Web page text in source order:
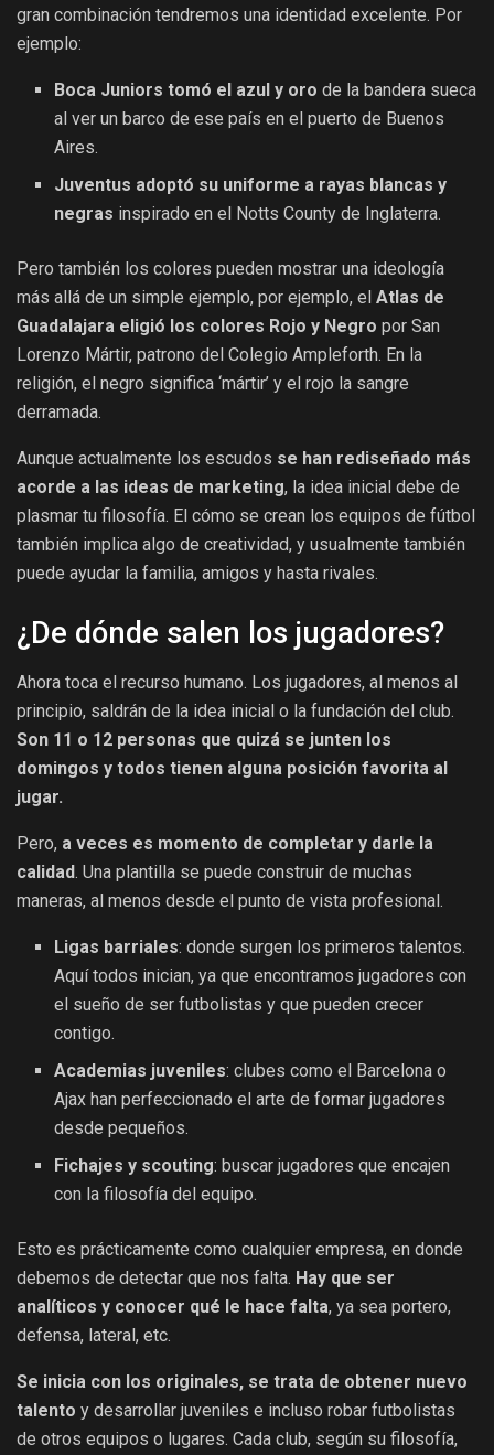
gran combinación tendremos una identidad excelente. Por
ejemplo:
Boca Juniors tomó el azul y oro de la bandera sueca
al ver un barco de ese país en el puerto de Buenos
Aires.
Juventus adoptó su uniforme a rayas blancas y
negras inspirado en el Notts County de Inglaterra.
Pero también los colores pueden mostrar una ideología
más allá de un simple ejemplo, por ejemplo, el Atlas de
Guadalajara eligió los colores Rojo y Negro por San
Lorenzo Mártir, patrono del Colegio Ampleforth. En la
religión, el negro significa ‘mártir’ y el rojo la sangre
derramada.
Aunque actualmente los escudos se han rediseñado más
acorde a las ideas de marketing, la idea inicial debe de
plasmar tu filosofía. El cómo se crean los equipos de fútbol
también implica algo de creatividad, y usualmente también
puede ayudar la familia, amigos y hasta rivales.
¿De dónde salen los jugadores?
Ahora toca el recurso humano. Los jugadores, al menos al
principio, saldrán de la idea inicial o la fundación del club.
Son 11 o 12 personas que quizá se junten los
domingos y todos tienen alguna posición favorita al
jugar.
Pero, a veces es momento de completar y darle la
calidad. Una plantilla se puede construir de muchas
maneras, al menos desde el punto de vista profesional.
Ligas barriales: donde surgen los primeros talentos.
Aquí todos inician, ya que encontramos jugadores con
el sueño de ser futbolistas y que pueden crecer
contigo.
Academias juveniles: clubes como el Barcelona o
Ajax han perfeccionado el arte de formar jugadores
desde pequeños.
Fichajes y scouting: buscar jugadores que encajen
con la filosofía del equipo.
Esto es prácticamente como cualquier empresa, en donde
debemos de detectar que nos falta. Hay que ser
analíticos y conocer qué le hace falta, ya sea portero,
defensa, lateral, etc.
Se inicia con los originales, se trata de obtener nuevo
talento y desarrollar juveniles e incluso robar futbolistas
de otros equipos o lugares. Cada club, según su filosofía,